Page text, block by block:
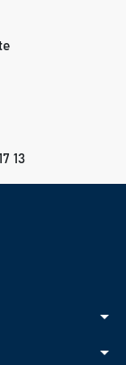
13
arrow_drop_down
arrow_drop_down